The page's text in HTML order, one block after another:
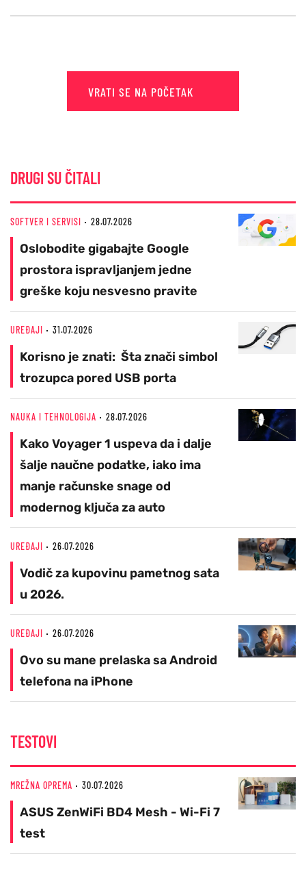
VRATI SE NA POČETAK
DRUGI SU ČITALI
SOFTVER I SERVISI 28.07.2026
Oslobodite gigabajte Google
prostora ispravljanjem jedne
greške koju nesvesno pravite
UREĐAJI 31.07.2026
Korisno je znati: Šta znači simbol
trozupca pored USB porta
NAUKA I TEHNOLOGIJA 28.07.2026
Kako Voyager 1 uspeva da i dalje
šalje naučne podatke, iako ima
manje računske snage od
modernog ključa za auto
UREĐAJI 26.07.2026
Vodič za kupovinu pametnog sata
u 2026.
UREĐAJI 26.07.2026
Ovo su mane prelaska sa Android
telefona na iPhone
TESTOVI
MREŽNA OPREMA 30.07.2026
ASUS ZenWiFi BD4 Mesh - Wi-Fi 7
test